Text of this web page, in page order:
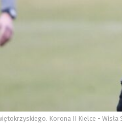
Korona II Kielce -